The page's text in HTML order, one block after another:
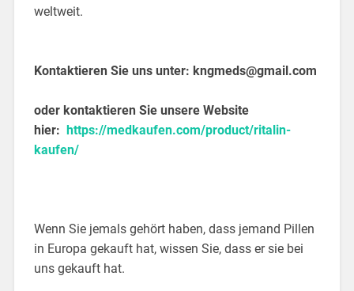
weltweit.
Kontaktieren Sie uns unter: kngmeds@gmail.com
oder kontaktieren Sie unsere Website
hier: https://medkaufen.com/product/ritalin-
kaufen/
Wenn Sie jemals gehört haben, dass jemand Pillen
in Europa gekauft hat, wissen Sie, dass er sie bei
uns gekauft hat.